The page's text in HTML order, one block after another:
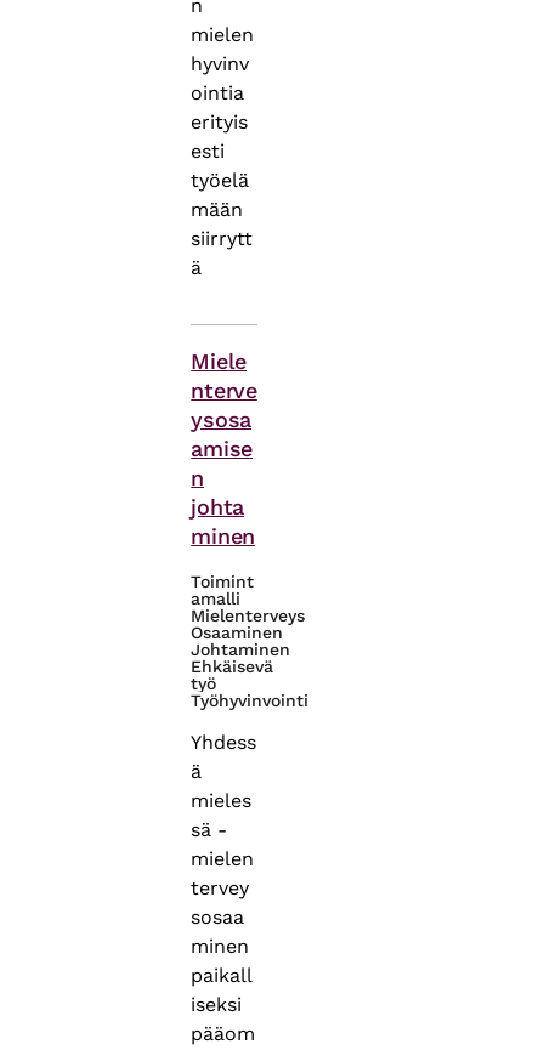
n
mielen
hyvinv
ointia
erityis
esti
työelä
mään
siirrytt
ä
Miele
nterve
ysosa
amise
n
johta
minen
Toimint
amalli
Mielenterveys
Osaaminen
Johtaminen
Ehkäisevä
työ
Työhyvinvointi
Yhdess
ä
mieles
sä -
mielen
tervey
sosaa
minen
paikall
iseksi
pääom